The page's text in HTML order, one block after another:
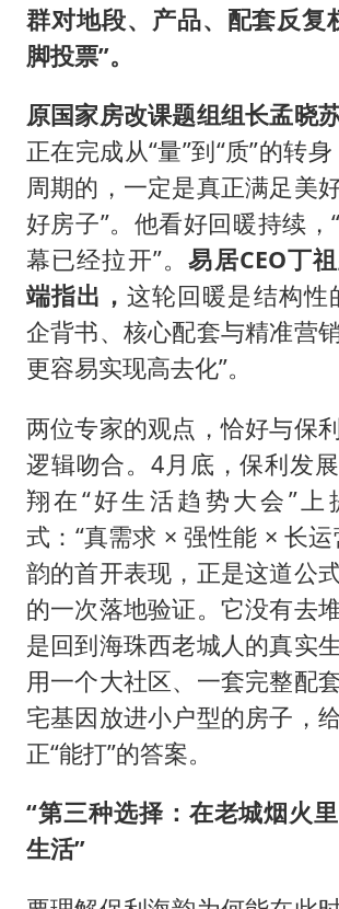
群对地段、产品、配套反复
脚投票”。
原国家房改课题组组长孟晓
正在完成从“量”到“质”的转
周期的，一定是真正满足美
好房子”。他看好回暖持续，
幕已经拉开”。易居CEO丁
端指出，这轮回暖是结构性
企背书、核心配套与精准营
更容易实现高去化”。
两位专家的观点，恰好与保
逻辑吻合。4月底，保利发
翔在“好生活趋势大会”上
式：“真需求 × 强性能 × 长
韵的首开表现，正是这道公
的一次落地验证。它没有去
是回到海珠西老城人的真实
用一个大社区、一套完整配
宅基因放进小户型的房子，
正“能打”的答案。
“第三种选择：在老城烟火
生活”